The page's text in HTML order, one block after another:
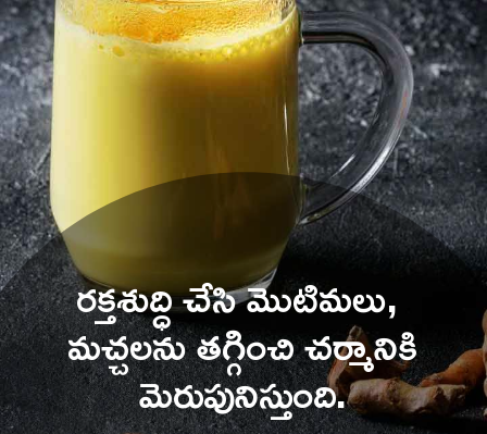
రక్తశుద్ధి చేసి మొటిమలు,
మచ్చలను తగ్గించి చర్మానికి
మెరుపునిస్తుంది.